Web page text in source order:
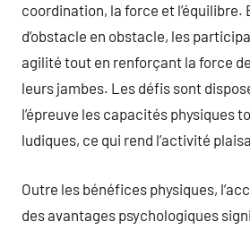
coordination, la force et l’équilibre.
d’obstacle en obstacle, les
agilité tout en renforçant la force
leurs jambes. Les défis sont
l’épreuve les capacités physiques
ludiques, ce qui rend l’activité
Outre les bénéfices physiques,
des avantages psychologiques